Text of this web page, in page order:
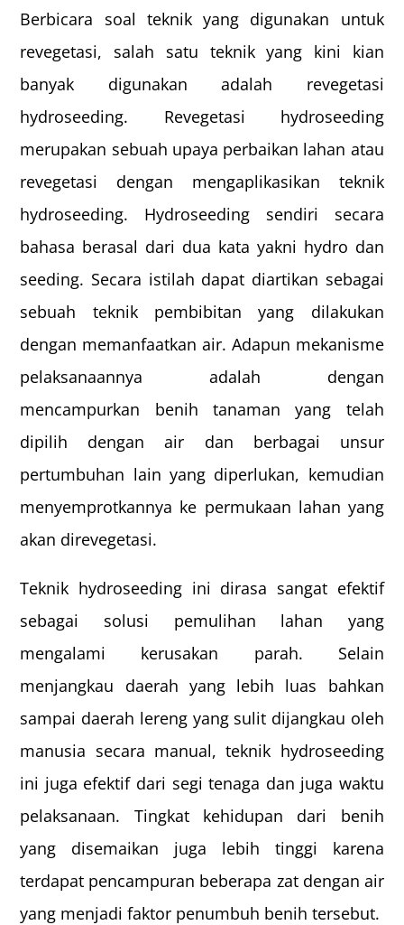
Berbicara soal teknik yang digunakan untuk
revegetasi, salah satu teknik yang kini kian
banyak digunakan adalah revegetasi
hydroseeding. Revegetasi hydroseeding
merupakan sebuah upaya perbaikan lahan atau
revegetasi dengan mengaplikasikan teknik
hydroseeding. Hydroseeding sendiri secara
bahasa berasal dari dua kata yakni hydro dan
seeding. Secara istilah dapat diartikan sebagai
sebuah teknik pembibitan yang dilakukan
dengan memanfaatkan air. Adapun mekanisme
pelaksanaannya adalah dengan
mencampurkan benih tanaman yang telah
dipilih dengan air dan berbagai unsur
pertumbuhan lain yang diperlukan, kemudian
menyemprotkannya ke permukaan lahan yang
akan direvegetasi.
Teknik hydroseeding ini dirasa sangat efektif
sebagai solusi pemulihan lahan yang
mengalami kerusakan parah. Selain
menjangkau daerah yang lebih luas bahkan
sampai daerah lereng yang sulit dijangkau oleh
manusia secara manual, teknik hydroseeding
ini juga efektif dari segi tenaga dan juga waktu
pelaksanaan. Tingkat kehidupan dari benih
yang disemaikan juga lebih tinggi karena
terdapat pencampuran beberapa zat dengan air
yang menjadi faktor penumbuh benih tersebut.